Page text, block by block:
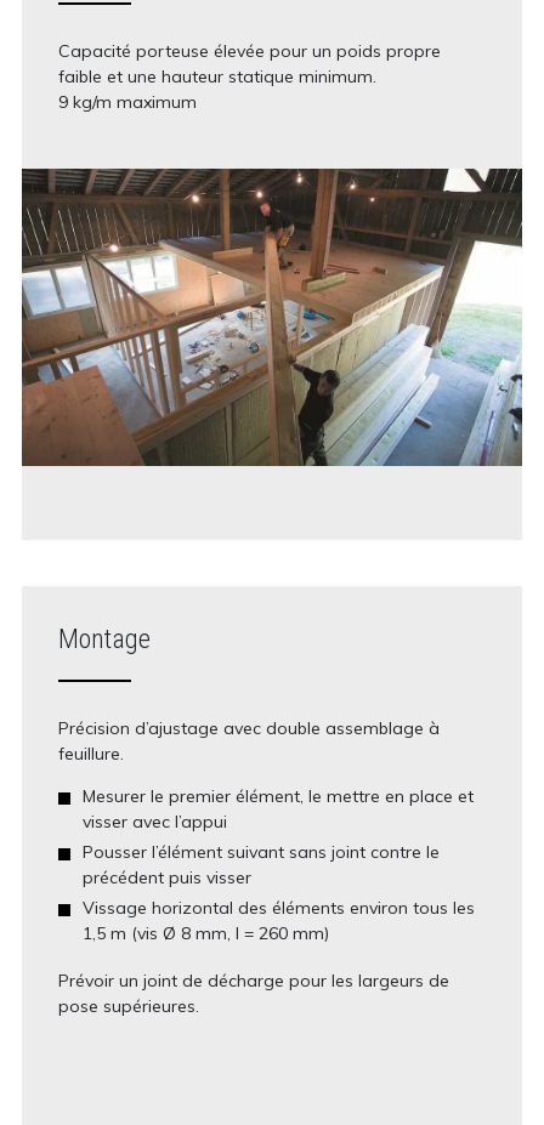
Capacité porteuse élevée pour un poids propre
faible et une hauteur statique minimum.
9 kg/m maximum
Montage
Précision d’ajustage avec double assemblage à
feuillure.
Mesurer le premier élément, le mettre en place et
visser avec l’appui
Pousser l’élément suivant sans joint contre le
précédent puis visser
Vissage horizontal des éléments environ tous les
1,5 m (vis Ø 8 mm, l = 260 mm)
Prévoir un joint de décharge pour les largeurs de
pose supérieures.